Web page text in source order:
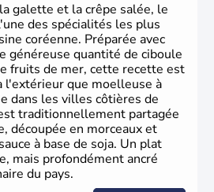
galette et la crêpe salée, le
des spécialités les plus
coréenne. Préparée avec
généreuse quantité de ciboule
fruits de mer, cette recette est
l'extérieur que moelleuse à
dans les villes côtières de
traditionnellement partagée
découpée en morceaux et
à base de soja. Un plat
mais profondément ancré
du pays.